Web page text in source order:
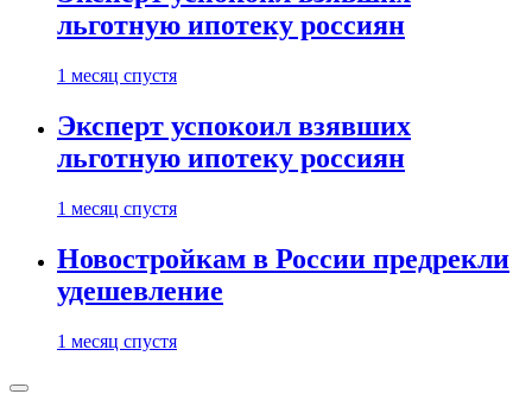
льготную ипотеку россиян
1 месяц спустя
Эксперт успокоил взявших
льготную ипотеку россиян
1 месяц спустя
Новостройкам в России предрекли
удешевление
1 месяц спустя